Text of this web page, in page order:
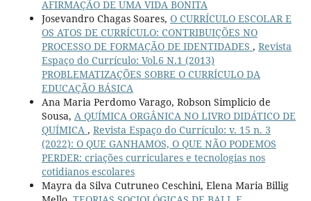
AFIRMAÇÃO DE UMA VIDA BONITA
Josevandro Chagas Soares, O CURRÍCULO ESCOLAR E
OS ATOS DE CURRÍCULO: CONTRIBUIÇÕES NO
PROCESSO DE FORMAÇÃO DE IDENTIDADES , Revista
Espaço do Currículo: Vol.6 N.1 (2013)
PROBLEMATIZAÇÕES SOBRE O CURRÍCULO DA
EDUCAÇÃO BÁSICA
Ana Maria Perdomo Varago, Robson Simplicio de
Sousa, A QUÍMICA ORGÂNICA NO LIVRO DIDÁTICO DE
QUÍMICA , Revista Espaço do Currículo: v. 15 n. 3
(2022): O QUE GANHAMOS, O QUE NÃO PODEMOS
PERDER: criações curriculares e tecnologias nos
cotidianos escolares
Mayra da Silva Cutruneo Ceschini, Elena Maria Billig